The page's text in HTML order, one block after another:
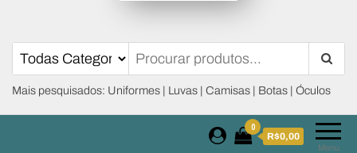
Mais pesquisados: Uniformes | Luvas | Camisas | Botas | Óculos
Menu
0
R$0,00